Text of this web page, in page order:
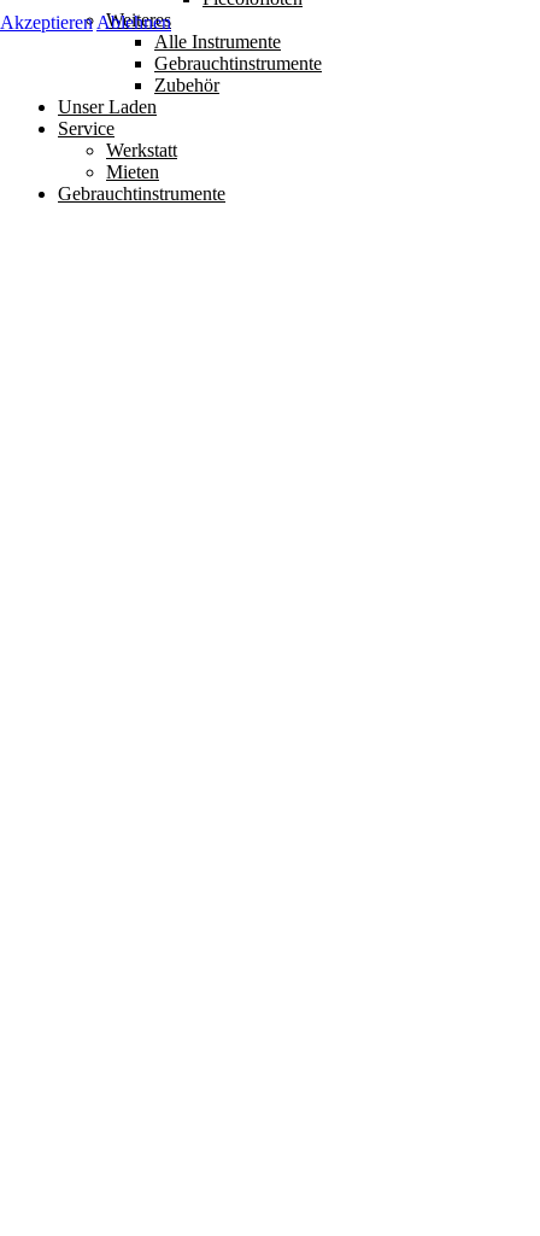
Weiteres
Alle Instrumente
Gebrauchtinstrumente
Zubehör
Unser Laden
Service
Werkstatt
Mieten
Gebrauchtinstrumente
Akzeptieren Ablehnen